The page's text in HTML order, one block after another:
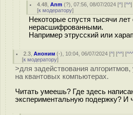
4.48 ,Anm (?), 07:56, 08/07/2024 [^] [^^]
[к модератору]
Некоторые спустя тысячи лет
нерасшифрованными.
Например этрусский или
2.3 ,Аноним (-), 10:04, 06/07/2024 [^] [^^] [
[к модератору]
>для задействования
на квантовых компьютерах.
Читать умеешь? Где здесь
экспериментальную подержку? И